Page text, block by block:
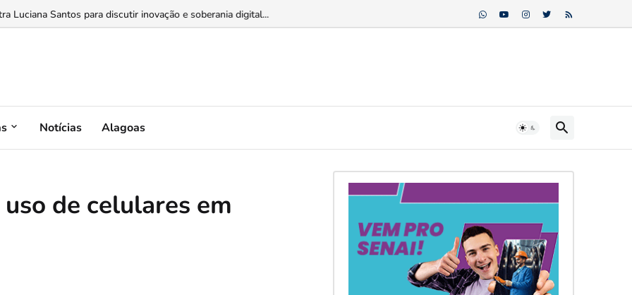
analisa a construção da liderança de Cristiano Araújo no Distrito Federal...
Notícias Alagoas
de celulares em